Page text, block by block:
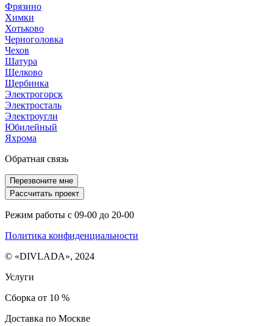
Фрязино
Химки
Хотьково
Черноголовка
Чехов
Шатура
Щелково
Щербинка
Электрогорск
Электросталь
Электроугли
Юбилейный
Яхрома
Обратная связь
Перезвоните мне
Рассчитать проект
Режим работы с 09-00 до 20-00
Политика конфиденциальности
© «DIVLADA», 2024
Услуги
Сборка от 10 %
Доставка по Москве